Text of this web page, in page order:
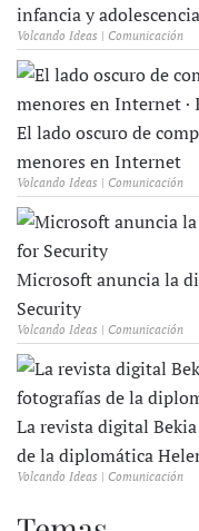
infancia y
Volcando Ideas | Comunicación
El lado oscuro de
menores en Internet
Volcando Ideas | Comunicación
Microsoft anuncia la
Security
Volcando Ideas | Comunicación
La revista digital
de la diplomática
Volcando Ideas | Comunicación